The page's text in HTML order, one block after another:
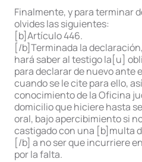
Finalmente, y para terminar
olvides las siguientes:
[b]Artículo 446.
[/b]Terminada la
hará saber al testigo la[u]
para declarar de nuevo ante
cuando se le cite para ello,
conocimiento de la Oficina
domicilio que hiciere hasta
oral, bajo apercibimiento si
castigado con una [b]multa
[/b] a no ser que incurriere
por la falta.